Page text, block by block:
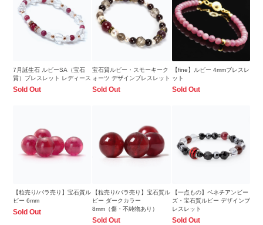
7月誕生石 ルビーSA（宝石
質）ブレスレット レディース
Sold Out
宝石質ルビー・スモーキーク
ォーツ デザインブレスレット
Sold Out
【fine】ルビー 4mmブレスレ
ット
Sold Out
【粒売り/バラ売り】宝石質ル
ビー 6mm
Sold Out
【粒売り/バラ売り】宝石質ル
ビー ダークカラー
8mm（傷・不純物あり）
Sold Out
【一点もの】ベネチアンビー
ズ・宝石質ルビー デザインブ
レスレット
Sold Out